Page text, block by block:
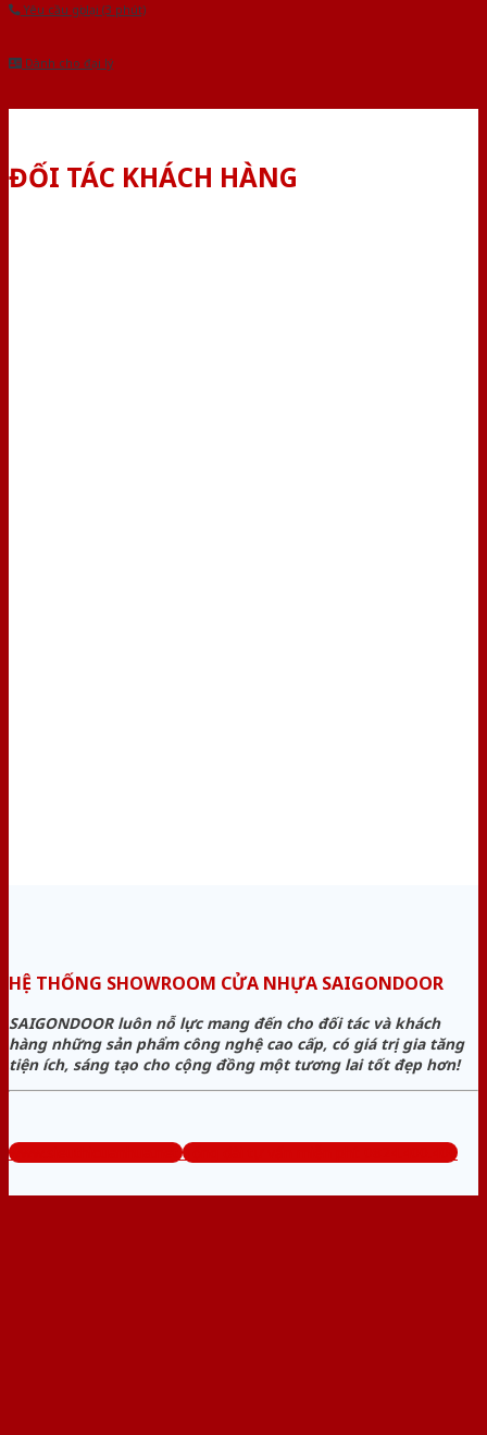
Yêu cầu gọi lại (3 phút)
Dành cho đại lý
ĐỐI TÁC KHÁCH HÀNG
HỆ THỐNG SHOWROOM CỬA NHỰA SAIGONDOOR
SAIGONDOOR luôn nỗ lực mang đến cho đối tác và khách
hàng những sản phẩm công nghệ cao cấp, có giá trị gia tăng
tiện ích, sáng tạo cho cộng đồng một tương lai tốt đẹp hơn!
www.sieuthicuanhua.net Tổng đài tư vấn miễn phí: 0824.400.400